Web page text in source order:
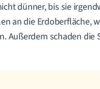
dünner, bis sie
an die Erdoberfläche,
Außerdem schaden die